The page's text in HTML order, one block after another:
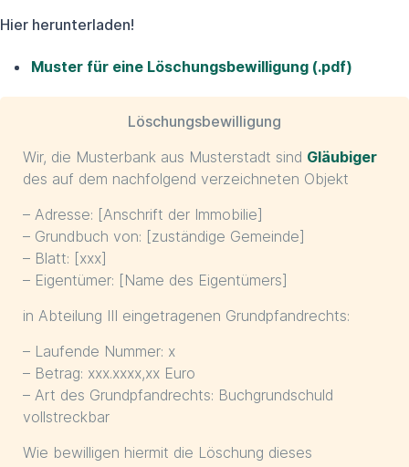
Hier herunterladen!
Muster für eine Löschungsbewilligung (.pdf)
Löschungsbewilligung
Wir, die Musterbank aus Musterstadt sind Gläubiger
des auf dem nachfolgend verzeichneten Objekt
– Adresse: [Anschrift der Immobilie]
– Grundbuch von: [zuständige Gemeinde]
– Blatt: [xxx]
– Eigentümer: [Name des Eigentümers]
in Abteilung III eingetragenen Grundpfandrechts:
– Laufende Nummer: x
– Betrag: xxx.xxxx,xx Euro
– Art des Grundpfandrechts: Buchgrundschuld
vollstreckbar
Wie bewilligen hiermit die Löschung dieses